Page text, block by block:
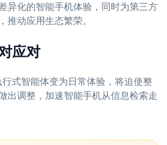
异化的智能手机体验，同时为第三方
推动应用生态繁荣。
应对
式智能体变为日常体验，将迫使整
出调整，加速智能手机从信息检索走